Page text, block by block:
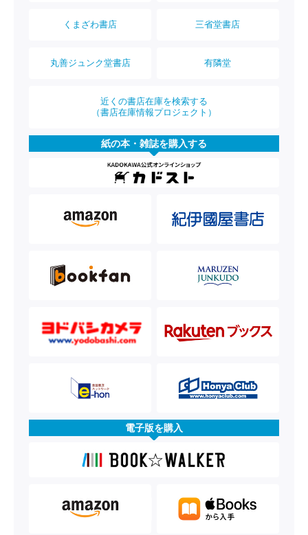
くまざわ書店 三省堂書店
丸善ジュンク堂書店 有隣堂
近くの書店在庫を検索する
（書店在庫情報プロジェクト）
紙の本・雑誌を購入する
電子版を購入